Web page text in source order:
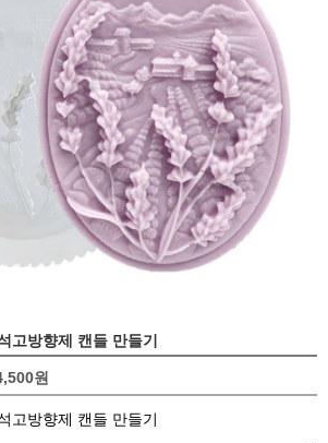
고방향제 캔들 만들기
원
고방향제 캔들 만들기